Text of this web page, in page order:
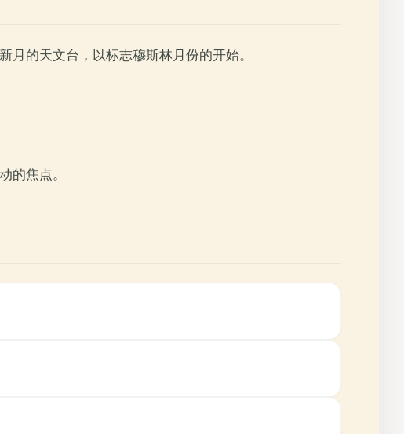
的天文台，以标志穆斯林月份的开始。
的焦点。